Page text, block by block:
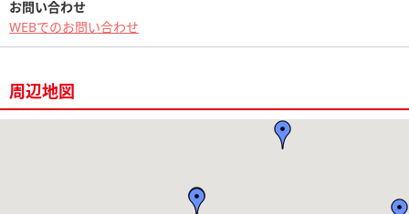
お問い合わせ
WEBでのお問い合わせ
周辺地図